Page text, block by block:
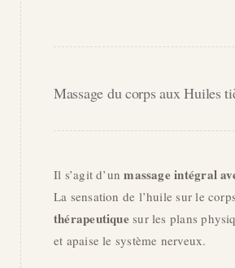
Massage du corps aux Huiles
Il s’agit d’un massage intégral
La sensation de l’huile sur le
thérapeutique sur les plans
et apaise le système nerveux.